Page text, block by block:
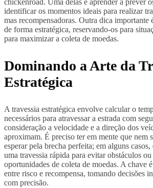
chickenroad. Uma delas é aprender a prever
identificar os momentos ideais para realizar
mas recompensadoras. Outra dica
de forma estratégica, reservando-os para
para maximizar a coleta de moedas.
Dominando a Arte da
Estratégica
A travessia estratégica envolve calcular o
necessários para atravessar a estrada com
consideração a velocidade e a direção dos
aproximam. É preciso ter em mente que nem
esperar pela brecha perfeita; em alguns casos,
uma travessia rápida para evitar obstáculos
oportunidades de coleta de moedas. A chave
entre risco e recompensa, tomando decisões
com precisão.